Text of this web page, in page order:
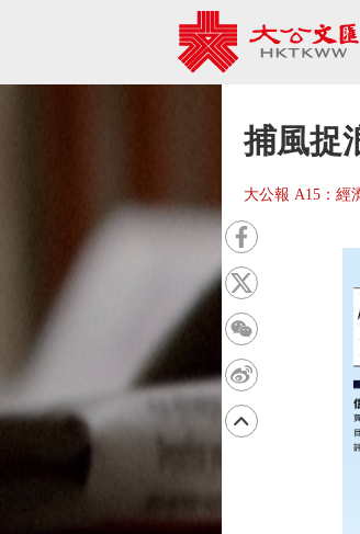
捕風捉
大公報 A15：經